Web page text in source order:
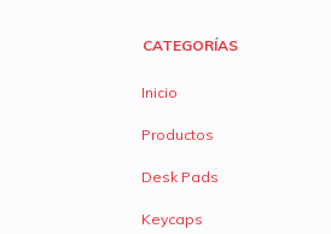
CATEGORÍAS
Inicio
Productos
Desk Pads
Keycaps